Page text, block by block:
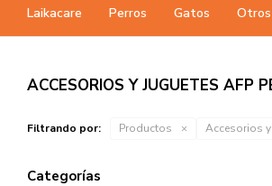
Laikacare Perros Gatos
ACCESORIOS Y JUGUETES AFP
Filtrando por: Productos Accesorios
Categorías